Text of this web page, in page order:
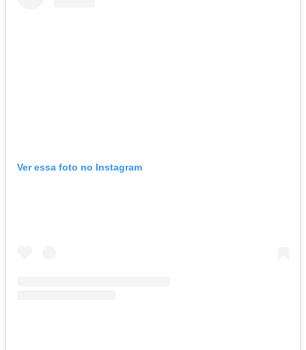
Ver essa foto no Instagram